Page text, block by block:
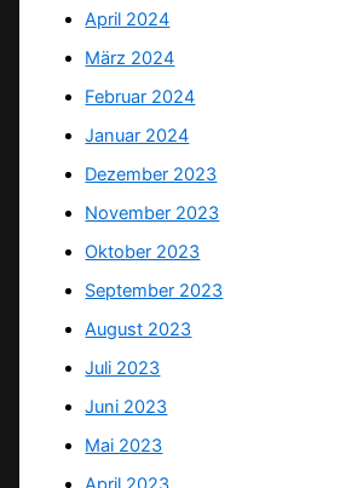
April 2024
März 2024
Februar 2024
Januar 2024
Dezember 2023
November 2023
Oktober 2023
September 2023
August 2023
Juli 2023
Juni 2023
Mai 2023